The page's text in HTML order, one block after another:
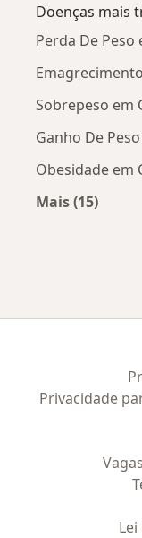
Doenças mais
Perda De
Sobrepeso em
Ganho De
Obesidade em
Mais (15)
Privacidade
Vagas